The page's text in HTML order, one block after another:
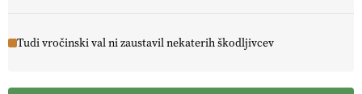
Tudi vročinski val ni zaustavil nekaterih škodljivcev